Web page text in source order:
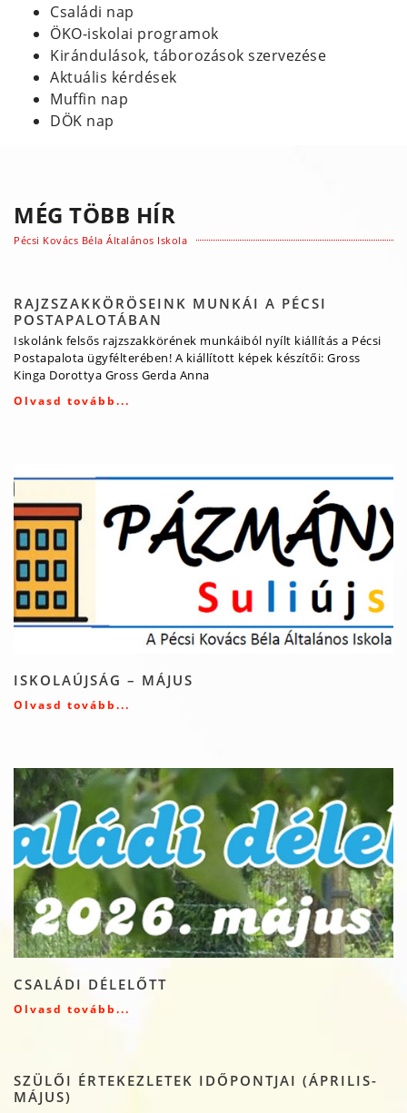
Családi nap
ÖKO-iskolai programok
Kirándulások, táborozások szervezése
Aktuális kérdések
Muffin nap
DÖK nap
MÉG TÖBB HÍR
Pécsi Kovács Béla Általános Iskola
RAJZSZAKKÖRÖSEINK MUNKÁI A PÉCSI
POSTAPALOTÁBAN
Iskolánk felsős rajzszakkörének munkáiból nyílt kiállítás a Pécsi
Postapalota ügyfélterében! A kiállított képek készítői: Gross
Kinga Dorottya Gross Gerda Anna
Olvasd tovább...
ISKOLAÚJSÁG – MÁJUS
Olvasd tovább...
CSALÁDI DÉLELŐTT
Olvasd tovább...
SZÜLŐI ÉRTEKEZLETEK IDŐPONTJAI (ÁPRILIS-
MÁJUS)